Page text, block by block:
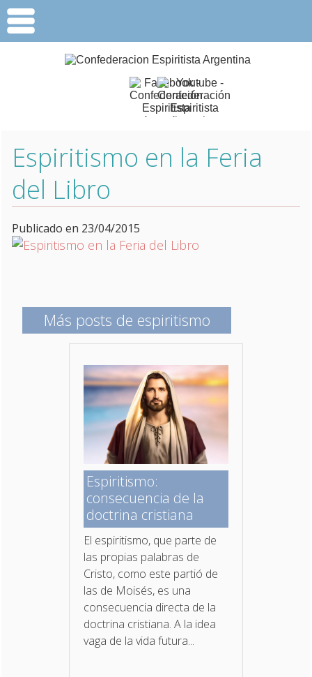
Espiritismo en la Feria
del Libro
Publicado en 23/04/2015
Más posts de espiritismo
Espiritismo:
consecuencia de la
doctrina cristiana
El espiritismo, que parte de
las propias palabras de
Cristo, como este partió de
las de Moisés, es una
consecuencia directa de la
doctrina cristiana. A la idea
vaga de la vida futura...